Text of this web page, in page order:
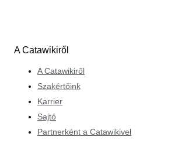
A Catawikiről
A Catawikiről
Szakértőink
Karrier
Sajtó
Partnerként a Catawikivel